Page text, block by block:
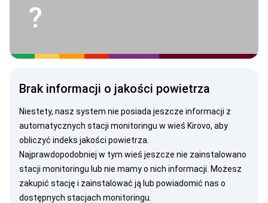
?
Brak informacji o jakości powietrza
Niestety, nasz system nie posiada jeszcze informacji z
automatycznych stacji monitoringu w wieś Kirovo, aby
obliczyć indeks jakości powietrza.
Najprawdopodobniej w tym wieś jeszcze nie zainstalowano
stacji monitoringu lub nie mamy o nich informacji. Możesz
zakupić stację i zainstalować ją lub powiadomić nas o
dostępnych stacjach monitoringu.